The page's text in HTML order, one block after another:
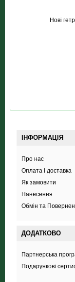
Новi
ІНФОРМАЦІЯ
Про нас
Оплата і доставка
Як замовити
Нанесення
Обмін та
ДОДАТКОВО
Партнерська
Подарункові